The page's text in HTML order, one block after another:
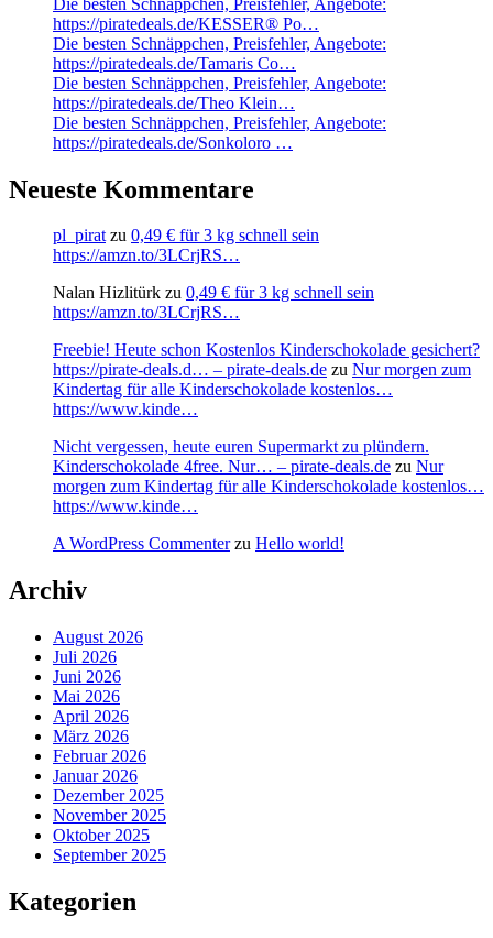
https://piratedeals.de/KESSER® Po…
Die besten Schnäppchen, Preisfehler, Angebote:
https://piratedeals.de/Tamaris Co…
Die besten Schnäppchen, Preisfehler, Angebote:
https://piratedeals.de/Theo Klein…
Die besten Schnäppchen, Preisfehler, Angebote:
https://piratedeals.de/Sonkoloro …
Neueste Kommentare
pl_piratzu 0,49 € für 3 kg schnell sein
https://amzn.to/3LCrjRS…
Nalan Hizlitürk zu 0,49 € für 3 kg schnell sein
https://amzn.to/3LCrjRS…
Freebie! Heute schon Kostenlos Kinderschokolade gesichert?
https://pirate-deals.d… – pirate-deals.de zu Nur morgen zum
Kindertag für alle Kinderschokolade kostenlos…
https://www.kinde…
Nicht vergessen, heute euren Supermarkt zu plündern.
Kinderschokolade 4free. Nur… – pirate-deals.de zu Nur
morgen zum Kindertag für alle Kinderschokolade kostenlos…
https://www.kinde…
A WordPress Commenterzu Hello world!
Archiv
August 2026
Juli 2026
Juni 2026
Mai 2026
April 2026
März 2026
Februar 2026
Januar 2026
Dezember 2025
November 2025
Oktober 2025
September 2025
Kategorien